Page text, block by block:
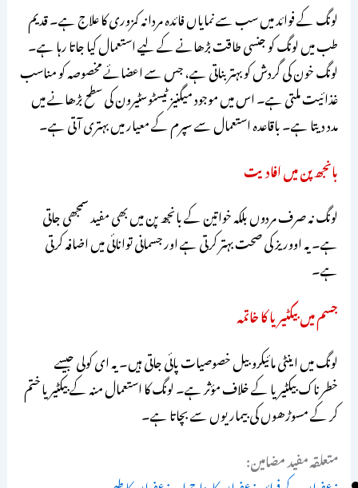
لونگ کے فوائد میں سب سے نمایاں فائدہ مردانہ کمزوری کا علاج ہے۔ قدیم
طب میں لونگ کو جنسی طاقت بڑھانے کے لیے استعمال کیا جاتا رہا ہے۔
لونگ خون کی گردش کو بہتر بناتی ہے، جس سے اعضائے مخصوصہ کو مناسب
غذائیت ملتی ہے۔ اس میں موجود میگنیز ٹیسٹوسٹیرون کی سطح بڑھانے میں
مدد دیتا ہے۔ باقاعدہ استعمال سے سپرم کے معیار میں بہتری آتی ہے۔
بانجھ پن میں افادیت
لونگ نہ صرف مردوں بلکہ خواتین کے بانجھ پن میں بھی مفید سمجھی جاتی
ہے۔ یہ اووریز کی صحت بہتر کرتی ہے اور جسمانی توانائی میں اضافہ کرتی
ہے۔
جسم میں بیکٹیریا کا خاتمہ
لونگ میں اینٹی مائیکروبیل خصوصیات پائی جاتی ہیں۔ یہ ای کولی جیسے
خطرناک بیکٹیریا کے خلاف مؤثر ہے۔ لونگ کا استعمال منہ کے بیکٹیریا ختم
کر کے مسوڑھوں کی بیماریوں سے بچاتا ہے۔
متعلقہ مفید مضامین: